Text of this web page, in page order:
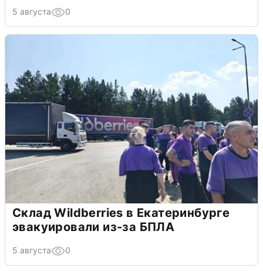
5 августа 0
Склад Wildberries в Екатеринбурге
эвакуировали из-за БПЛА
5 августа 0